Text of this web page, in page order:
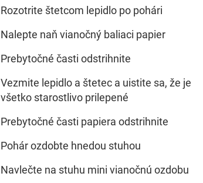
Rozotrite štetcom lepidlo po pohári
Nalepte naň vianočný baliaci papier
Prebytočné časti odstrihnite
Vezmite lepidlo a štetec a uistite sa, že je
všetko starostlivo prilepené
Prebytočné časti papiera odstrihnite
Pohár ozdobte hnedou stuhou
Navlečte na stuhu mini vianočnú ozdobu